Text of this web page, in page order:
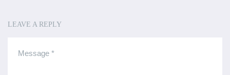
LEAVE A REPLY